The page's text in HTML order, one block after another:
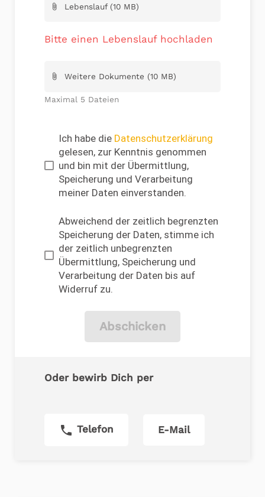
attach_file Lebenslauf (10 MB)
Bitte einen Lebenslauf hochladen
attach_file Weitere Dokumente (10 MB)
Maximal 5 Dateien
Ich habe die Datenschutzerklärung
gelesen, zur Kenntnis genommen
und bin mit der Übermittlung,
Speicherung und Verarbeitung
meiner Daten einverstanden.
Abweichend der zeitlich begrenzten
Speicherung der Daten, stimme ich
der zeitlich unbegrenzten
Übermittlung, Speicherung und
Verarbeitung der Daten bis auf
Widerruf zu.
Abschicken
Oder bewirb Dich per
phone Telefon E-Mail